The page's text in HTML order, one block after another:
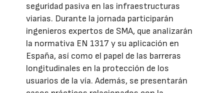
seguridad pasiva en las infraestructuras
viarias. Durante la jornada participarán
ingenieros expertos de SMA, que analizarán
la normativa EN 1317 y su aplicación en
España, así como el papel de las barreras
longitudinales en la protección de los
usuarios de la vía. Además, se presentarán